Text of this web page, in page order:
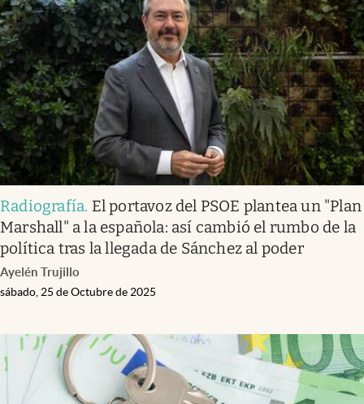
Radiografía. El portavoz del PSOE plantea un "Plan
Marshall" a la española: así cambió el rumbo de la
política tras la llegada de Sánchez al poder
Ayelén Trujillo
sábado, 25 de Octubre de 2025